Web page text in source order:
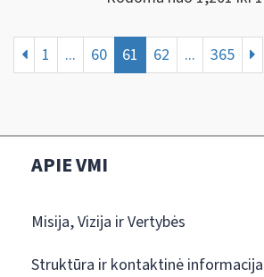
1 ... 60 61 62 ... 365
APIE VMI
Misija, Vizija ir Vertybės
Struktūra ir kontaktinė informacija